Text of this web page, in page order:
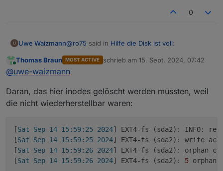
0
Uwe Waizmann@ro75 said in Hilfe die Disk ist voll:
[Sat Sep 14 15:59:26 2024] EXT4-fs
(sda2): recovery complete
Das Dateisystem und / oder der
Darf ich noch nachfragen woran man den
Treffer erkennen kann?
Online
Thomas Braun MOST ACTIVE schrieb am 15. Sept. 2024, 07:42
zuletzt editiert von
@uwe-waizmann
Daran, das hier inodes gelöscht werden mussten, weil
die nicht wiederherstellbar waren:
[Sat Sep 14 15:59:25 2024] EXT4-fs (sda2): INFO:
[Sat Sep 14 15:59:25 2024] EXT4-fs (sda2): write
[Sat Sep 14 15:59:26 2024] EXT4-fs (sda2): orphan
[Sat Sep 14 15:59:26 2024] EXT4-fs (sda2): 5